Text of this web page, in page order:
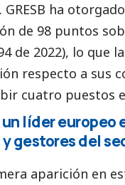
ha
de 98 puntos
de 2022), lo que
respecto a sus
cuatro puestos
líder europeo
gestores del
aparición en